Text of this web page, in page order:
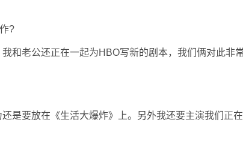
?
和老公还正在一起为HBO写新的剧本，我们俩对此非
是要放在《生活大爆炸》上。另外我还要主演我们正在